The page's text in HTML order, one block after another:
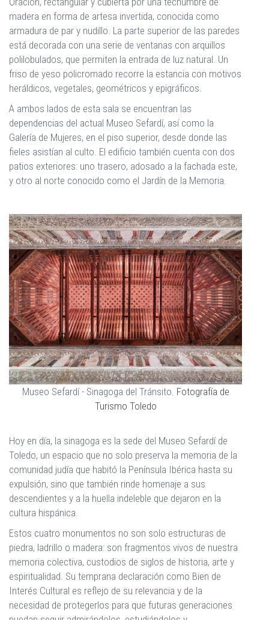
madera en forma de artesa invertida, conocida como
armadura de par y nudillo. La parte superior de las paredes
está decorada con una serie de ventanas con arquillos
polilobulados, que permiten la entrada de luz natural. Un
friso de yeso policromado recorre la estancia con motivos
heráldicos, vegetales, geométricos y epigráficos.
A ambos lados de esta sala se encuentran las
dependencias del actual Museo Sefardí, así como la
Galería de Mujeres, en el piso superior, desde donde las
fieles asistían al culto. El edificio también cuenta con dos
patios exteriores: uno trasero, adosado a la fachada este,
y otro al norte conocido como el Jardín de la Memoria.
Museo Sefardí - Sinagoga del Tránsito. Fotografía de
Turismo Toledo
Hoy en día, la sinagoga es la sede del Museo Sefardí de
Toledo, un espacio que no solo preserva la memoria de la
comunidad judía que habitó la Península Ibérica hasta su
expulsión, sino que también rinde homenaje a sus
descendientes y a la huella indeleble que dejaron en la
cultura hispánica.
Estos cuatro monumentos no son solo estructuras de
piedra, ladrillo o madera: son fragmentos vivos de nuestra
memoria colectiva, custodios de siglos de historia, arte y
espiritualidad. Su temprana declaración como Bien de
Interés Cultural es reflejo de su relevancia y de la
necesidad de protegerlos para que futuras generaciones